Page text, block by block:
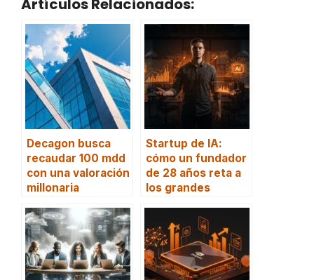
Artículos Relacionados:
Decagon busca
recaudar 100 mdd
con una valoración
millonaria
Startup de IA:
cómo un fundador
de 28 años reta a
los grandes